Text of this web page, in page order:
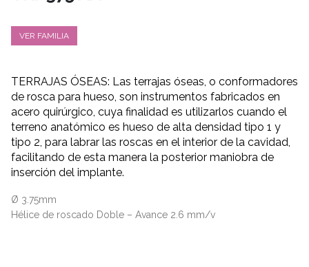
VER FAMILIA
TERRAJAS ÓSEAS: Las terrajas óseas, o conformadores
de rosca para hueso, son instrumentos fabricados en
acero quirúrgico, cuya finalidad es utilizarlos cuando el
terreno anatómico es hueso de alta densidad tipo 1 y
tipo 2, para labrar las roscas en el interior de la cavidad,
facilitando de esta manera la posterior maniobra de
inserción del implante.
Ø 3.75mm
Hélice de roscado Doble – Avance 2.6 mm/v